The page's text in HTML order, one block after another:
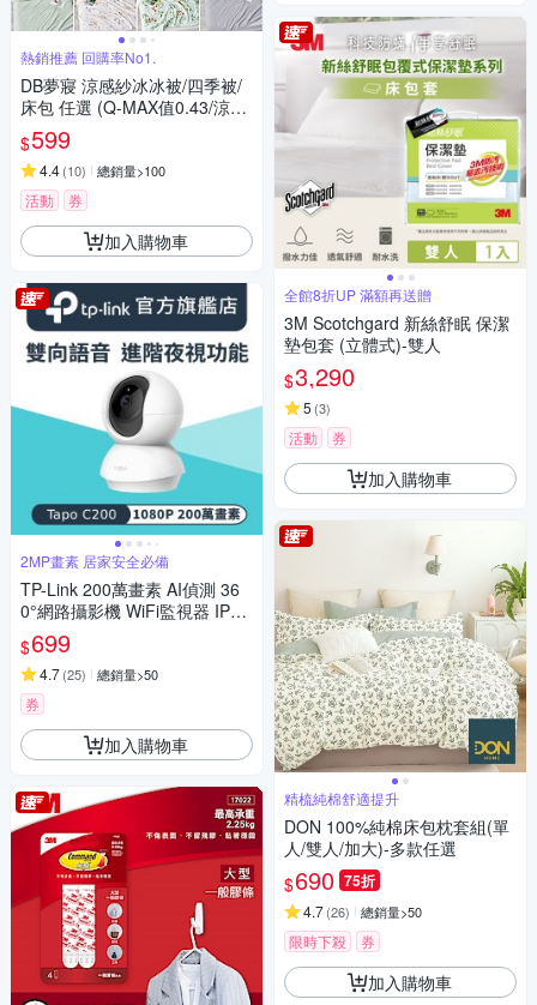
熱銷推薦 回購率No1.
DB夢寢 涼感紗冰冰被/四季被/
床包 任選 (Q-MAX值0.43/涼被/
涼夏)
$599
4.4(10) 總銷量>100
活動 券
加入購物車
2MP畫素 居家安全必備
TP-Link 200萬畫素 AI偵測 36
0°網路攝影機 WiFi監視器 IPCA
M (雙向語音/支援512G /寵物/
嬰兒/長輩/Tapo C200)
$699
4.7(25) 總銷量>50
券
加入購物車
全館8折UP 滿額再送贈
3M Scotchgard 新絲舒眠 保潔
墊包套 (立體式)-雙人
$3,290
5 (3)
活動 券
加入購物車
精梳純棉舒適提升
DON 100%純棉床包枕套組(單
人/雙人/加大)-多款任選
$690 75折
4.7(26) 總銷量>50
限時下殺 券
加入購物車